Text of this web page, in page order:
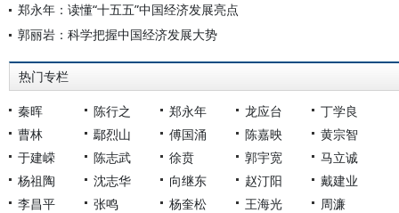
郑永年：读懂“十五五”中国经济发展亮点
郭丽岩：科学把握中国经济发展大势
热门专栏
秦晖 陈行之 郑永年 龙应台
丁学良
曹林
鄢烈山 傅国涌 陈嘉映
黄宗智
于建嵘
陈志武 徐贲 郭宇宽
马立诚
杨祖陶
沈志华 向继东 赵汀阳
戴建业
李昌平
张鸣 杨奎松 王海光
周濂